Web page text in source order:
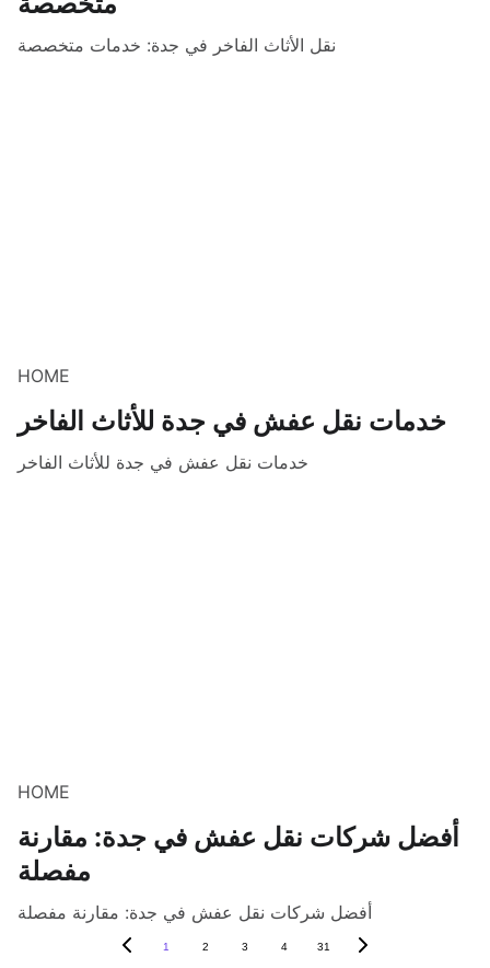
نقل الأثاث الفاخر في جدة: خدمات متخصصة
HOME
خدمات نقل عفش في جدة للأثاث الفاخر
خدمات نقل عفش في جدة للأثاث الفاخر
HOME
أفضل شركات نقل عفش في جدة: مقارنة
مفصلة
أفضل شركات نقل عفش في جدة: مقارنة مفصلة
1 2 3 4 31